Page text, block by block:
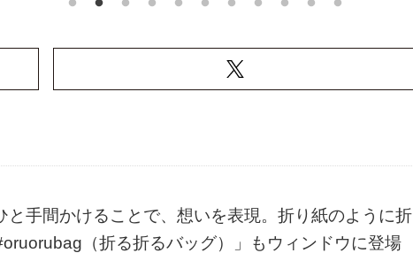
手間かけることで、想いを表現。折り紙のように折
（折る折るバッグ）」もウィンドウに登場